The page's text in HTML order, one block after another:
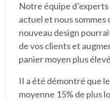
é
5
s
u
r
Notre équipe
actuel et nous sommes
nouveau design
de vos clients et
panier moyen plus
II a été démontré que
moyenne 15% de plus